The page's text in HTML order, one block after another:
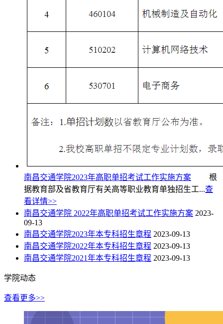
南昌交通学院2023年高职单招考试工作实施方案
根
据教育部及省教育厅有关高等职业教育单独招生工...查
看详情>>
南昌交通学院 2022年高职单招考试工作实施方案 2023-
09-13
南昌交通学院2023年本专科招生章程 2023-09-13
南昌交通学院2022年本专科招生章程 2023-09-13
南昌交通学院2021年本专科招生章程 2023-09-13
学院动态
查看更多>>